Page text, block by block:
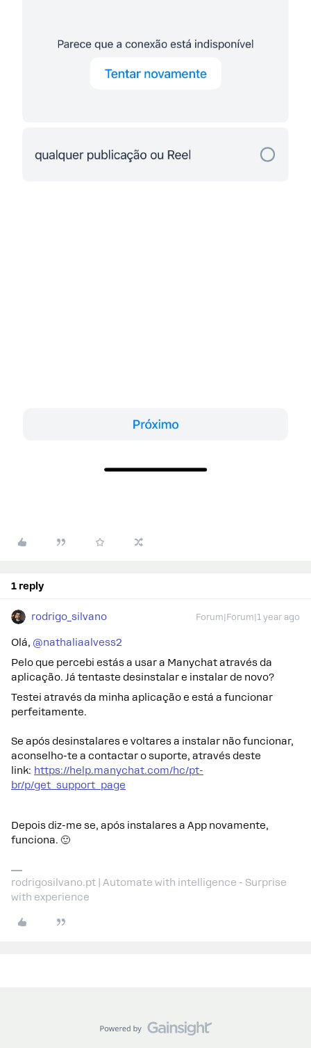
1 reply
rodrigo_silvano Forum|Forum|1 year ago
Olá, ​ @nathaliaalvess2
Pelo que percebi estás a usar a Manychat através da
aplicação. Já tentaste desinstalar e instalar de novo?
Testei através da minha aplicação e está a funcionar
perfeitamente.
Se após desinstalares e voltares a instalar não funcionar,
aconselho-te a contactar o suporte, através deste
link: https://help.manychat.com/hc/pt-
br/p/get_support_page
Depois diz-me se, após instalares a App novamente,
funciona. 🙂
rodrigosilvano.pt | Automate with intelligence - Surprise
with experience